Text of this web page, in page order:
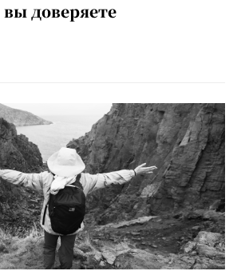
доверяете